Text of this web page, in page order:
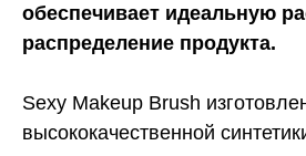
обеспечивает идеальную
распределение продукта.
Sexy Makeup Brush
высококачественной